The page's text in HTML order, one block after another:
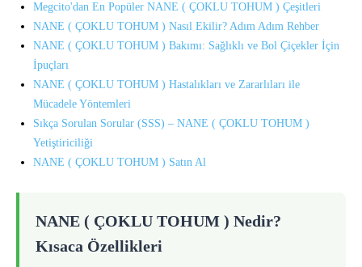
Megcito'dan En Popüler NANE ( ÇOKLU TOHUM ) Çeşitleri
NANE ( ÇOKLU TOHUM ) Nasıl Ekilir? Adım Adım Rehber
NANE ( ÇOKLU TOHUM ) Bakımı: Sağlıklı ve Bol Çiçekler İçin
İpuçları
NANE ( ÇOKLU TOHUM ) Hastalıkları ve Zararlıları ile
Mücadele Yöntemleri
Sıkça Sorulan Sorular (SSS) – NANE ( ÇOKLU TOHUM )
Yetiştiriciliği
NANE ( ÇOKLU TOHUM ) Satın Al
NANE ( ÇOKLU TOHUM ) Nedir?
Kısaca Özellikleri